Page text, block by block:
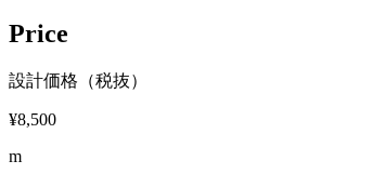
Price
設計価格（税抜）
¥8,500
m